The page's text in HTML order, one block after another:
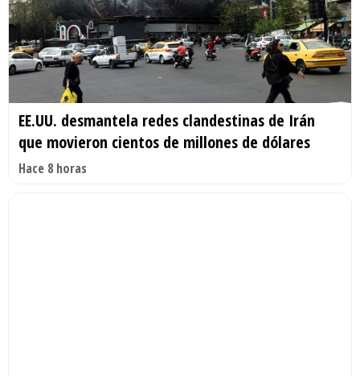
EE.UU. desmantela redes clandestinas de Irán
que movieron cientos de millones de dólares
Hace 8 horas